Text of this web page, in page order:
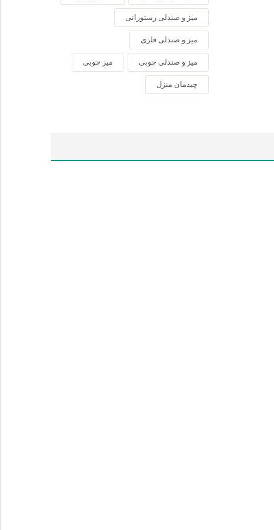
میز و صندلی رستورانی
میز و صندلی فلزی
میز و صندلی چوبی میز چوبی
چیدمان منزل